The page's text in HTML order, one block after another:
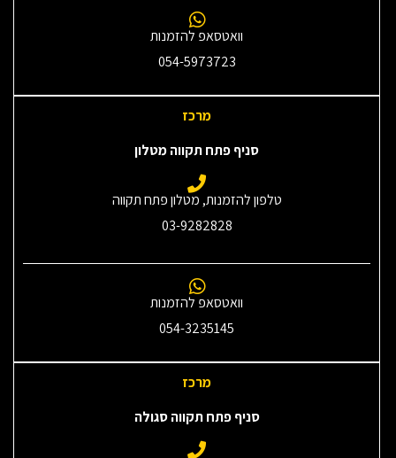
וואטסאפ להזמנות
054-5973723
מרכז
סניף פתח תקווה מטלון
טלפון להזמנות, מטלון פתח תקווה
03-9282828
וואטסאפ להזמנות
054-3235145‎
מרכז
סניף פתח תקווה סגולה